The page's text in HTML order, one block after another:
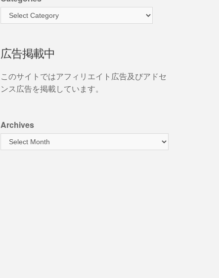
広告掲載中
このサイトではアフィリエイト広告及びアドセ
ンス広告を掲載しています。
Archives